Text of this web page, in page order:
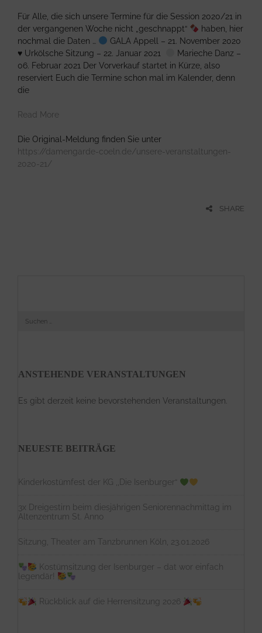
Für Alle, die sich unsere Termine für die Session 2020/21 in
der vergangenen Woche nicht „geschnappt“
haben, hier
nochmal die Daten …
GALA Appell – 21. November 2020
♥️ Urkölsche Sitzung – 22. Januar 2021
Marieche Danz –
06. Februar 2021 Der Vorverkauf startet in Kürze, also
reserviert Euch die Termine schon mal im Kalender, denn
die
Read More
Die Original-Meldung finden Sie unter
https://damengarde-coeln.de/unsere-veranstaltungen-
2020-21/
SHARE
a
:
ANSTEHENDE VERANSTALTUNGEN
Es gibt derzeit keine bevorstehenden Veranstaltungen.
NEUESTE BEITRÄGE
Kinderkostümfest der KG ,,Die Isenburger“
3x Dreigestirn beim diesjährigen Seniorennachmittag im
Altenzentrum St. Anno
Sitzung, Theater am Tanzbrunnen Köln, 23.01.2026
Kostümsitzung der Isenburger – dat wor einfach
legendär!
Rückblick auf die Herrensitzung 2026